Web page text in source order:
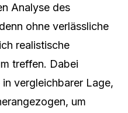
Analyse des
ohne verlässliche
realistische
treffen. Dabei
vergleichbarer Lage,
um